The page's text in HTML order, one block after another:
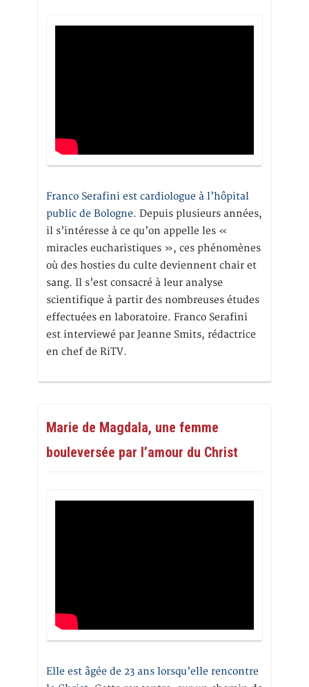
Franco Serafini est cardiologue à l’hôpital
public de Bologne. Depuis plusieurs années,
il s’intéresse à ce qu’on appelle les «
miracles eucharistiques », ces phénomènes
où des hosties du culte deviennent chair et
sang. Il s’est consacré à leur analyse
scientifique à partir des nombreuses études
effectuées en laboratoire. Franco Serafini
est interviewé par Jeanne Smits, rédactrice
en chef de RiTV.
Marie de Magdala, une femme
bouleversée par l’amour du Christ
Elle est âgée de 23 ans lorsqu’elle rencontre